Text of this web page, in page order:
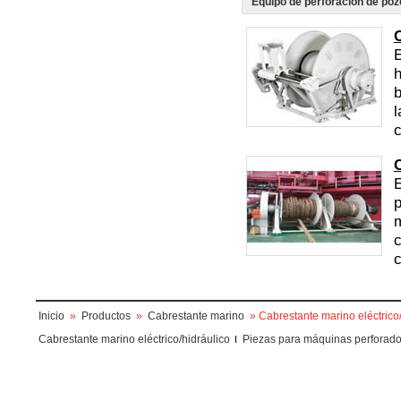
Inicio » Productos » Cabrestante marino » Cabrestante marino
Cabrestante marino eléctrico/hidráulico
Piezas para máquinas